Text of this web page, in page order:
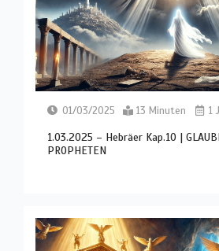
01/03/2025 13 Minuten 1
1.03.2025 – Hebräer Kap.10 |
PROPHETEN